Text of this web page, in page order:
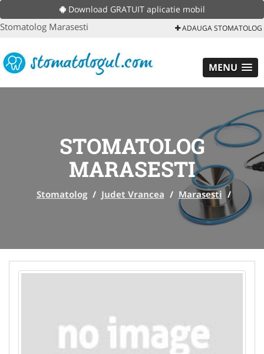
Download GRATUIT aplicatie mobil
Stomatolog Marasesti ADAUGA STOMATOLOG
MENU
STOMATOLOG
MARASESTI
Stomatolog / Judet Vrancea / Marasesti /